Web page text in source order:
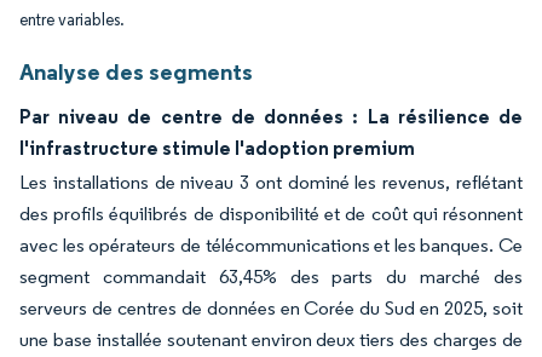
entre variables.
Analyse des segments
Par niveau de centre de données : La résilience de
l'infrastructure stimule l'adoption premium
Les installations de niveau 3 ont dominé les revenus, reflétant
des profils équilibrés de disponibilité et de coût qui résonnent
avec les opérateurs de télécommunications et les banques. Ce
segment commandait 63,45% des parts du marché des
serveurs de centres de données en Corée du Sud en 2025, soit
une base installée soutenant environ deux tiers des charges de